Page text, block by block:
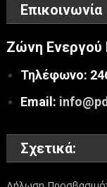
Επικοινωνία
Ζώνη Ενεργού
Τηλέφωνο:
Email:
Σχετικά: